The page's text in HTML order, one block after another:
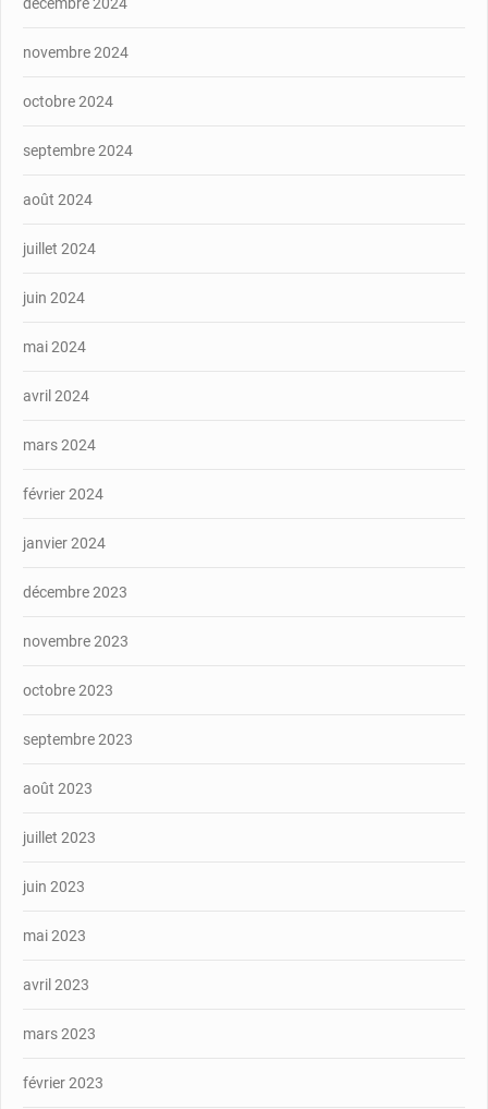
novembre 2024
octobre 2024
septembre 2024
août 2024
juillet 2024
juin 2024
mai 2024
avril 2024
mars 2024
février 2024
janvier 2024
décembre 2023
novembre 2023
octobre 2023
septembre 2023
août 2023
juillet 2023
juin 2023
mai 2023
avril 2023
mars 2023
février 2023